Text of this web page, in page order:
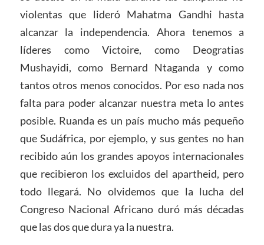
violentas que lideró Mahatma Gandhi hasta
alcanzar la independencia. Ahora tenemos a
líderes como Victoire, como Deogratias
Mushayidi, como Bernard Ntaganda y como
tantos otros menos conocidos. Por eso nada nos
falta para poder alcanzar nuestra meta lo antes
posible. Ruanda es un país mucho más pequeño
que Sudáfrica, por ejemplo, y sus gentes no han
recibido aún los grandes apoyos internacionales
que recibieron los excluidos del apartheid, pero
todo llegará. No olvidemos que la lucha del
Congreso Nacional Africano duró más décadas
que las dos que dura ya la nuestra.